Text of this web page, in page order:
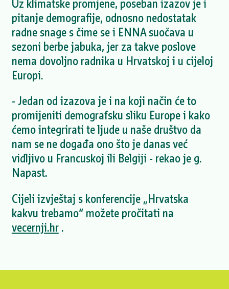
Uz klimatske promjene, poseban izazov je i
pitanje demografije, odnosno nedostatak
radne snage s čime se i ENNA suočava u
sezoni berbe jabuka, jer za takve poslove
nema dovoljno radnika u Hrvatskoj i u cijeloj
Europi.
- Jedan od izazova je i na koji način će to
promijeniti demografsku sliku Europe i kako
ćemo integrirati te ljude u naše društvo da
nam se ne događa ono što je danas već
vidljivo u Francuskoj ili Belgiji - rekao je g.
Napast.
Cijeli izvještaj s konferencije „Hrvatska
kakvu trebamo“ možete pročitati na
vecernji.hr.